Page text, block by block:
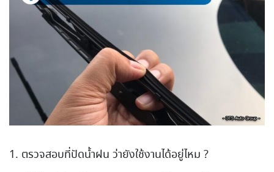
1. ตรวจสอบที่ปัดน้ำฝน ว่ายังใช้งานได้อยู่ไหม ?